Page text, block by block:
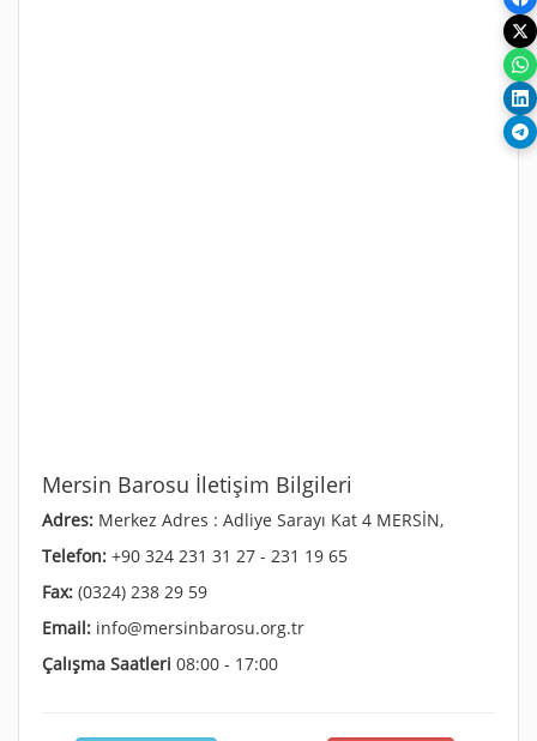
Mersin Barosu İletişim Bilgileri
Adres: Merkez Adres : Adliye Sarayı Kat 4 MERSİN,
Telefon: +90 324 231 31 27 - 231 19 65
Fax: (0324) 238 29 59
Email: info@mersinbarosu.org.tr
Çalışma Saatleri 08:00 - 17:00